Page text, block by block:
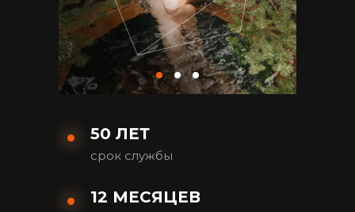
50 ЛЕТ
срок службы
12 МЕСЯЦЕВ